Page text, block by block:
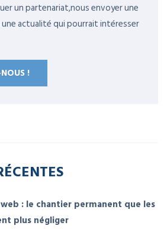
un partenariat,nous envoyer une
actualité qui pourrait intéresser
!
: le chantier permanent que les
plus négliger